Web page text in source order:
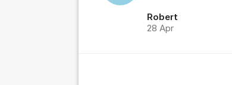
Robert
28 Apr